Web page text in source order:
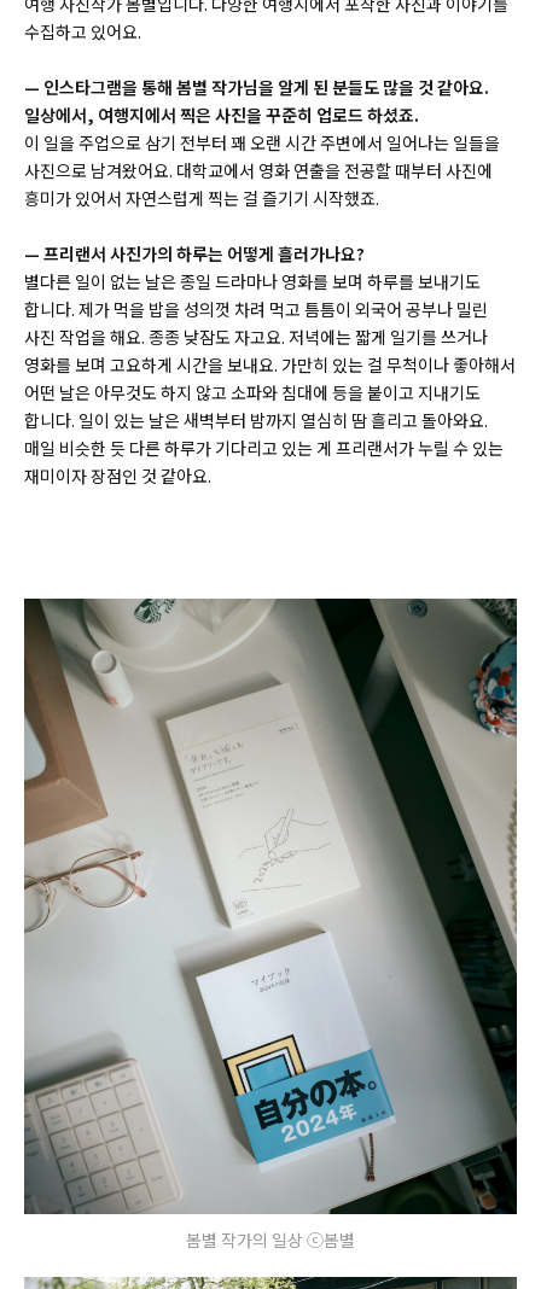
수집하고 있어요.
— 인스타그램을 통해 봄별 작가님을 알게 된 분들도 많을 것 같아요.
일상에서, 여행지에서 찍은 사진을 꾸준히 업로드 하셨죠.
이 일을 주업으로 삼기 전부터 꽤 오랜 시간 주변에서 일어나는 일들을
사진으로 남겨왔어요. 대학교에서 영화 연출을 전공할 때부터 사진에
흥미가 있어서 자연스럽게 찍는 걸 즐기기 시작했죠.
— 프리랜서 사진가의 하루는 어떻게 흘러가나요?
별다른 일이 없는 날은 종일 드라마나 영화를 보며 하루를 보내기도
합니다. 제가 먹을 밥을 성의껏 차려 먹고 틈틈이 외국어 공부나 밀린
사진 작업을 해요. 종종 낮잠도 자고요. 저녁에는 짧게 일기를 쓰거나
영화를 보며 고요하게 시간을 보내요. 가만히 있는 걸 무척이나 좋아해서
어떤 날은 아무것도 하지 않고 소파와 침대에 등을 붙이고 지내기도
합니다. 일이 있는 날은 새벽부터 밤까지 열심히 땀 흘리고 돌아와요.
매일 비슷한 듯 다른 하루가 기다리고 있는 게 프리랜서가 누릴 수 있는
재미이자 장점인 것 같아요.
봄별 작가의 일상 ⓒ봄별